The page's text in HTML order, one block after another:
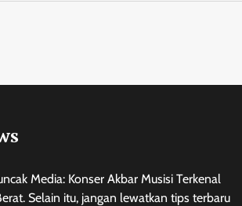
Media: Konser Akbar Musisi Terkenal
Selain itu, jangan lewatkan tips terbaru